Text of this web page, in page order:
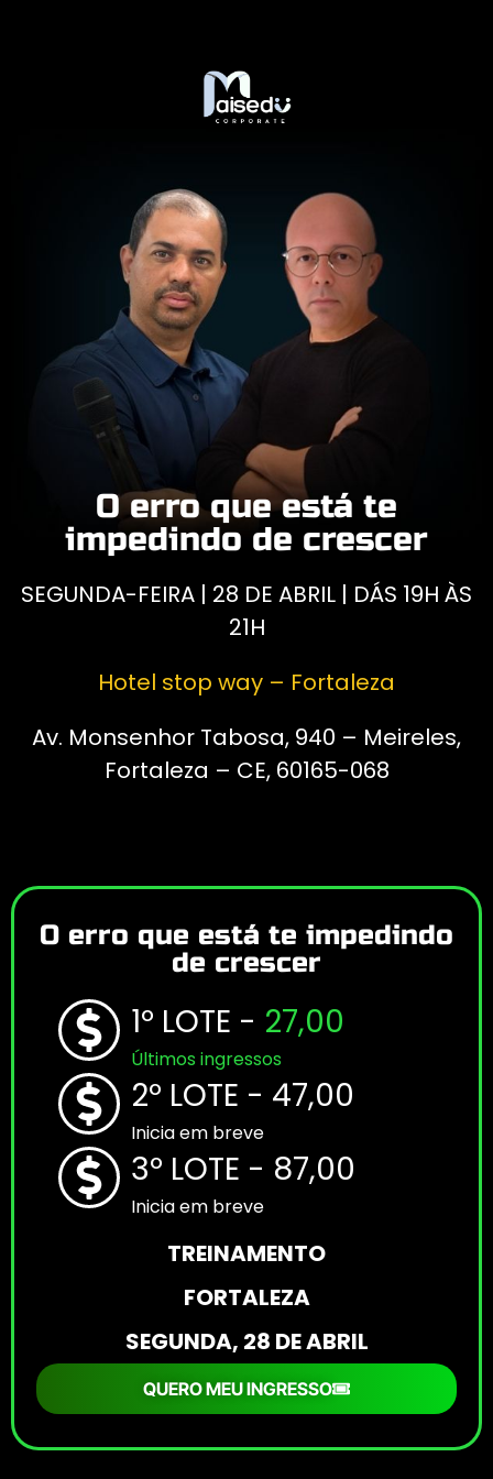
O erro que está te
impedindo de crescer
SEGUNDA-FEIRA | 28 DE ABRIL | DÁS 19H ÀS
21H
Hotel stop way – Fortaleza
Av. Monsenhor Tabosa, 940 – Meireles,
Fortaleza – CE, 60165-068
O erro que está te impedindo
de crescer
1º LOTE - 27,00
Últimos ingressos
2º LOTE - 47,00
Inicia em breve​
3º LOTE - 87,00
Inicia em breve​
TREINAMENTO
FORTALEZA
SEGUNDA, 28 DE ABRIL
QUERO MEU INGRESSO